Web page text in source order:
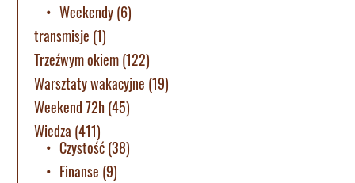
Weekendy(6)
transmisje (1)
Trzeźwym okiem(122)
Warsztaty wakacyjne (19)
Weekend 72h(45)
Wiedza (411)
Czystość(38)
Finanse (9)